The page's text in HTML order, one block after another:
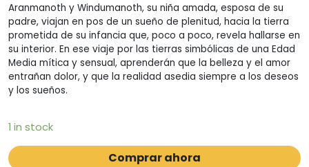
Aranmanoth y Windumanoth, su niña amada, esposa de su
padre, viajan en pos de un sueño de plenitud, hacia la tierra
prometida de su infancia que, poco a poco, revela hallarse en
su interior. En ese viaje por las tierras simbólicas de una Edad
Media mítica y sensual, aprenderán que la belleza y el amor
entrañan dolor, y que la realidad asedia siempre a los deseos
y los sueños.
1 in stock
Comprar ahora